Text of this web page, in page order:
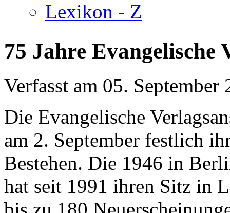
Lexikon - Z
75 Jahre Evangelische
Verfasst am 05. September
Die Evangelische
am 2. September festlich
Bestehen. Die 1946 in
hat seit 1991 ihren Sitz in